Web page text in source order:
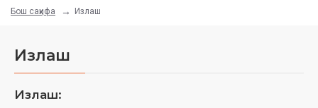
Бош саҳифа Излаш
Излаш
Излаш: